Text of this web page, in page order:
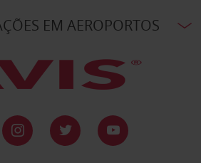
EM AEROPORTOS